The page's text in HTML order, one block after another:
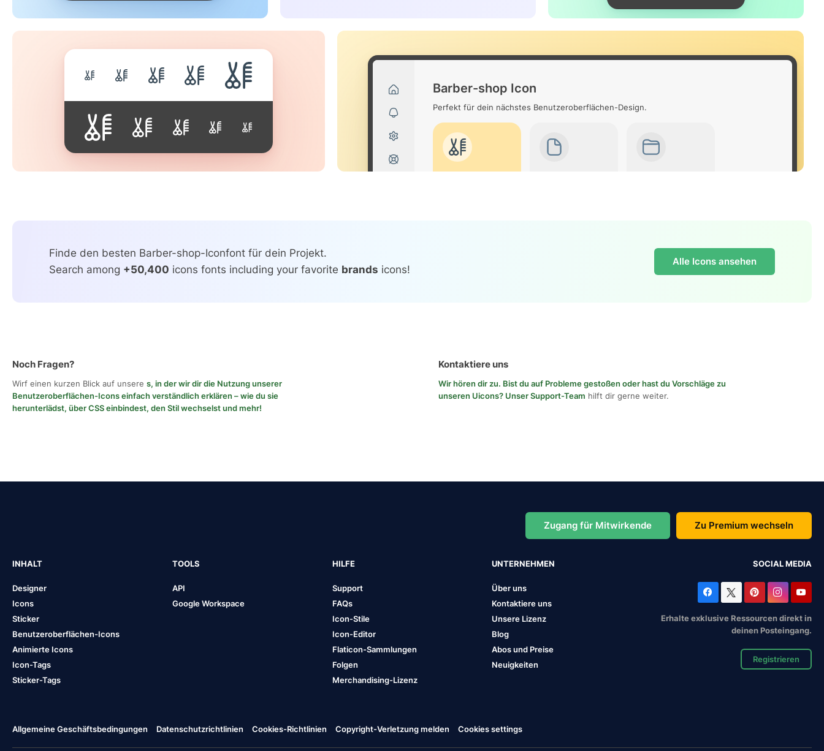
Barber-shop Icon
Perfekt für dein nächstes Benutzeroberflächen-Design.
Finde den besten Barber-shop-Iconfont für dein Projekt.
Search among +50,400 icons fonts including your favorite brands icons!
Alle Icons ansehen
Noch Fragen?
Wirf einen kurzen Blick auf unsere s, in der wir dir die Nutzung unserer
Benutzeroberflächen-Icons einfach verständlich erklären – wie du sie
herunterlädst, über CSS einbindest, den Stil wechselst und mehr!
Kontaktiere uns
Wir hören dir zu. Bist du auf Probleme gestoßen oder hast du Vorschläge zu
unseren Uicons? Unser Support-Team hilft dir gerne weiter.
Zugang für Mitwirkende Zu Premium wechseln
INHALT
Designer
Icons
Sticker
Benutzeroberflächen-Icons
Animierte Icons
Icon-Tags
Sticker-Tags
TOOLS
API
Google Workspace
HILFE
Support
FAQs
Icon-Stile
Icon-Editor
Flaticon-Sammlungen
Folgen
Merchandising-Lizenz
UNTERNEHMEN
Über uns
Kontaktiere uns
Unsere Lizenz
Blog
Abos und Preise
Neuigkeiten
SOCIAL MEDIA
Erhalte exklusive Ressourcen direkt in
deinen Posteingang.
Registrieren
Allgemeine Geschäftsbedingungen Datenschutzrichtlinien Cookies-Richtlinien Copyright-Verletzung melden Cookies settings